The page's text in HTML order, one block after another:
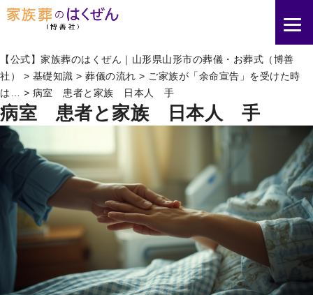
【公式】家族葬のはくぜん｜山形県山形市の葬儀・お葬式（博善
社）
> 基礎知識 > 葬儀の流れ > ご家族が「余命宣告」を受けた時
は…
> 病室 患者と家族 日本人 手
病室 患者と家族 日本人 手